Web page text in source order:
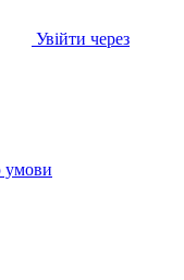
Увійти через
умови